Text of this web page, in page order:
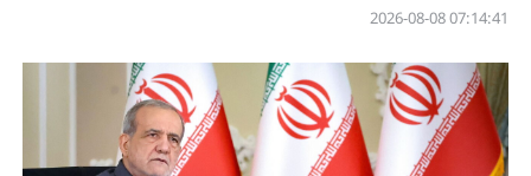
07:14:41 2026-08-08